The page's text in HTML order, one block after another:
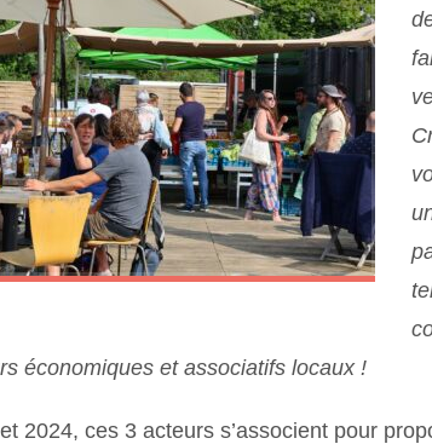
économiques et associatifs locaux !
2024, ces 3 acteurs s’associent pour